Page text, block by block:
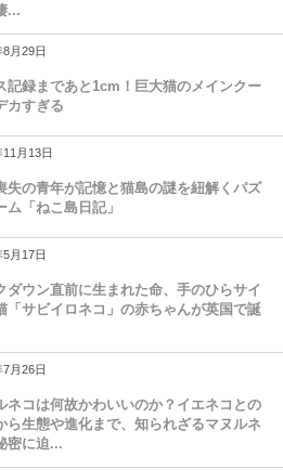
...
月29日
記録まであと1cm！巨大猫のメインクー
カすぎる
月13日
失の青年が記憶と猫島の謎を紐解くパズ
ム「ねこ島日記」
月17日
ダウン直前に生まれた命、手のひらサイ
「サビイロネコ」の赤ちゃんが英国で誕
月26日
ネコは何故かわいいのか？イエネコとの
ら生態や進化まで、知られざるマヌルネ
密に迫...